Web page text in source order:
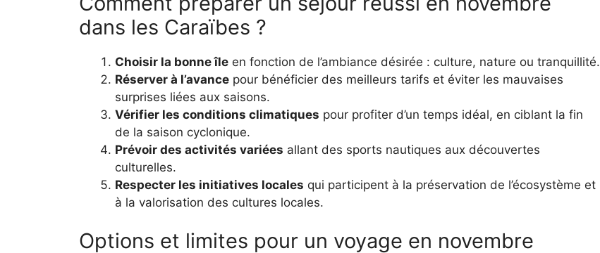
dans les Caraïbes ?
Choisir la bonne île en fonction de l’ambiance désirée : culture, nature ou tranquillité.
Réserver à l’avance pour bénéficier des meilleurs tarifs et éviter les mauvaises
surprises liées aux saisons.
Vérifier les conditions climatiques pour profiter d’un temps idéal, en ciblant la fin
de la saison cyclonique.
Prévoir des activités variées allant des sports nautiques aux découvertes
culturelles.
Respecter les initiatives locales qui participent à la préservation de l’écosystème et
à la valorisation des cultures locales.
Options et limites pour un voyage en novembre